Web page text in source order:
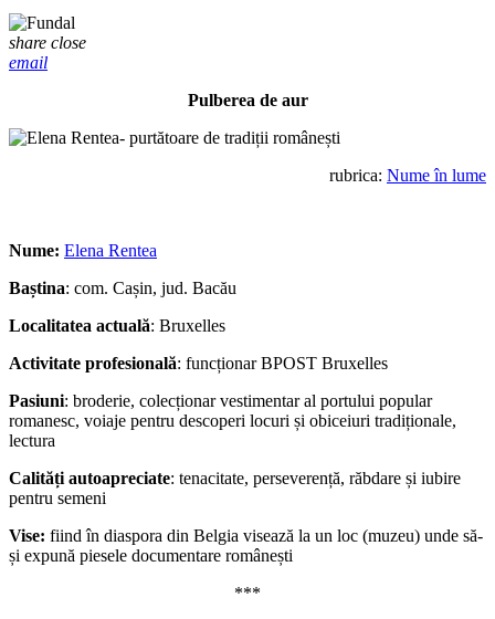
share close
email
Pulberea de aur
rubrica: Nume în lume
Nume: Elena Rentea
Baștina: com. Cașin, jud. Bacău
Localitatea actuală: Bruxelles
Activitate profesională: funcționar BPOST Bruxelles
Pasiuni: broderie, colecționar vestimentar al portului popular
romanesc, voiaje pentru descoperi locuri și obiceiuri tradiționale,
lectura
Calități autoapreciate: tenacitate, perseverență, răbdare și iubire
pentru semeni
Vise: fiind în diaspora din Belgia visează la un loc (muzeu) unde să-
și expună piesele documentare românești
***